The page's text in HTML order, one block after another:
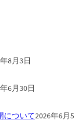
8月3日
6月30日
について2026年6月5